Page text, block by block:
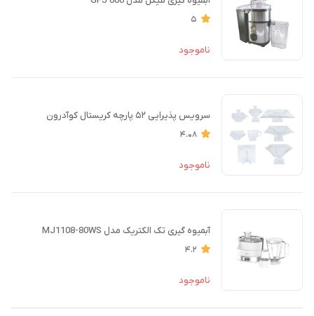
5
ناموجود
سرویس پذیرایی ۵۲ پارچه کریستال کوآدرون
4.08
ناموجود
آبمیوه گیری تک الکتریک مدل MJ1108-80WS
4.2
ناموجود